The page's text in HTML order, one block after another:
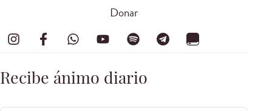
Donar
Recibe ánimo diario